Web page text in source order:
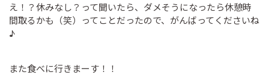
え！？休みなし？って聞いたら、ダメそうになったら休憩時
間取るかも（笑）ってことだったので、がんばってくださいね
♪
また食べに行きまーす！！